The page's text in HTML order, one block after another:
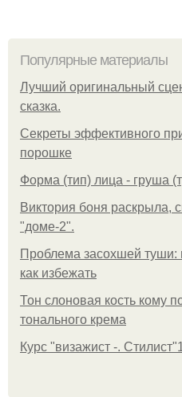
Популярные материалы
Лучший оригинальный
сказка.
Секреты эффективного
порошке
Форма (тип) лица - груша
Виктория боня раскрыла,
"доме-2".
Проблема засохшей туши:
как избежать
Тон слоновая кость кому
тонального крема
Курс "визажист -.